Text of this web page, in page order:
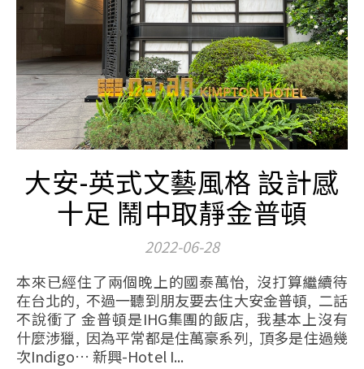
大安-英式文藝風格 設計感
十足 鬧中取靜金普頓
2022-06-28
本來已經住了兩個晚上的國泰萬怡, 沒打算繼續待
在台北的, 不過一聽到朋友要去住大安金普頓, 二話
不說衝了 金普頓是IHG集團的飯店, 我基本上沒有
什麼涉獵, 因為平常都是住萬豪系列, 頂多是住過幾
次Indigo… 新興-Hotel I...